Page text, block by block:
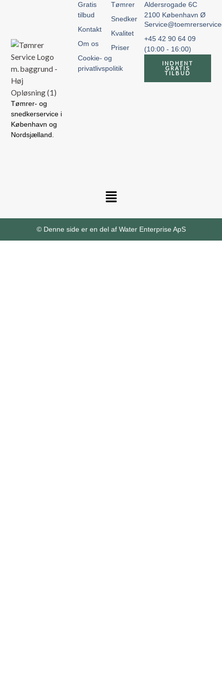
Tømrer- og
snedkerservice i
København og
Nordsjælland.
Tømrer
Snedker
Kvalitet
Priser
Gratis
tilbud
Kontakt
Om os
Cookie- og
privatlivspolitik
Aldersrogade 6C
2100 København Ø
+45 42 90 64 09
(10:00 - 16:00)
INDHENT
GRATIS
TILBUD
© Denne side er en del af Water Enterprise ApS